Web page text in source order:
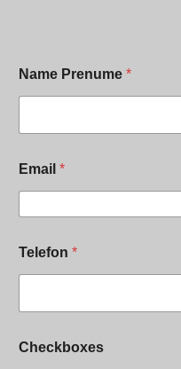
*
c
t
v
u
i
Name Prenume *
Email *
Telefon *
Checkboxes